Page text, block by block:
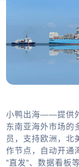
小鸭出海——提供
东南亚海外市场的
员，支持欧洲，北
作节点，自动开通
“直发“、数据看板